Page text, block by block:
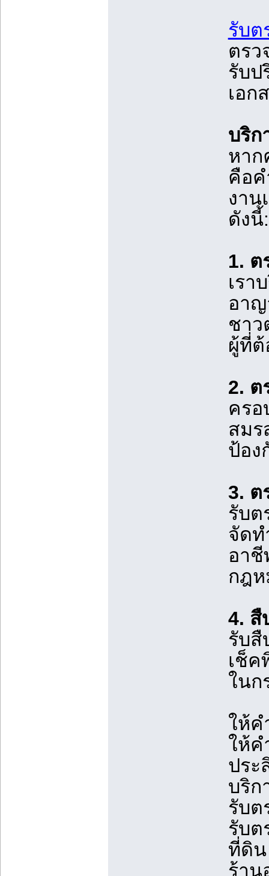
รับ
ตรว
รับป
เอก
บริก
หาก
คือค
งาน
ดังนี้:
1.
เรา
อาญ
ชาว
ผู้ที่ต้
2. ต
ครอ
สมร
ป้อง
3. ต
รับต
จัดท
อา
กฎห
4. สื
รับสื
เช็ค
ในก
ให้ค
ให้ค
ประ
บริก
รับต
รับต
ที่ดิน
ร้าน